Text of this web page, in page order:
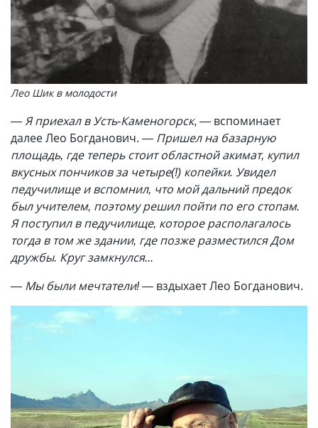
Лео Шик в молодости
— Я приехал в Усть-Каменогорск, — вспоминает
далее Лео Богданович. — Пришел на базарную
площадь, где теперь стоит областной акимат, купил
вкусных пончиков за четыре(!) копейки. Увидел
педучилище и вспомнил, что мой дальний предок
был учителем, поэтому решил пойти по его стопам.
Я поступил в педучилище, которое располагалось
тогда в том же здании, где позже разместился Дом
дружбы. Круг замкнулся...
— Мы были мечтатели!— вздыхает Лео Богданович.